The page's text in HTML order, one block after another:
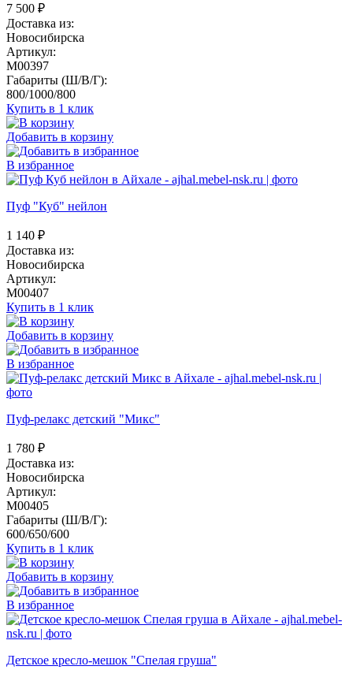
7 500 ₽
Доставка из:
Новосибирска
Артикул:
M00397
Габариты (Ш/В/Г):
800/1000/800
Купить в 1 клик
Добавить в корзину
В избранное
Пуф "Куб" нейлон
1 140 ₽
Доставка из:
Новосибирска
Артикул:
M00407
Купить в 1 клик
Добавить в корзину
В избранное
Пуф-релакс детский "Микс"
1 780 ₽
Доставка из:
Новосибирска
Артикул:
M00405
Габариты (Ш/В/Г):
600/650/600
Купить в 1 клик
Добавить в корзину
В избранное
Детское кресло-мешок "Спелая груша"